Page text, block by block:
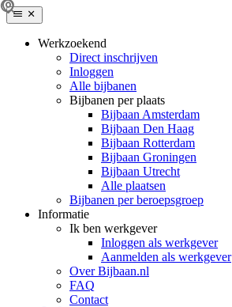
Werkzoekend
Direct inschrijven
Inloggen
Alle bijbanen
Bijbanen per plaats
Bijbaan Amsterdam
Bijbaan Den Haag
Bijbaan Rotterdam
Bijbaan Groningen
Bijbaan Utrecht
Alle plaatsen
Bijbanen per beroepsgroep
Informatie
Ik ben werkgever
Inloggen als werkgever
Aanmelden als werkgever
Over Bijbaan.nl
FAQ
Contact